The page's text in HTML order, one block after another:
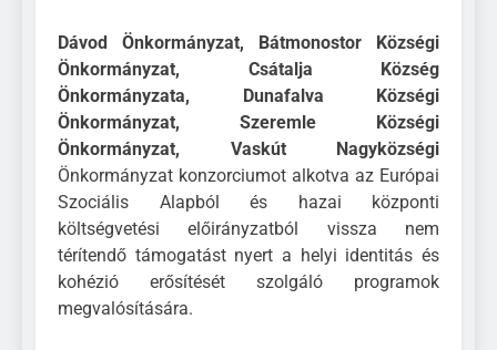
Dávod Önkormányzat, Bátmonostor Községi
Önkormányzat, Csátalja Község
Önkormányzata, Dunafalva Községi
Önkormányzat, Szeremle Községi
Önkormányzat, Vaskút Nagyközségi
Önkormányzat konzorciumot alkotva az Európai
Szociális Alapból és hazai központi
költségvetési előirányzatból vissza nem
térítendő támogatást nyert a helyi identitás és
kohézió erősítését szolgáló programok
megvalósítására.